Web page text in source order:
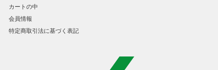
カートの中
会員情報
特定商取引法に基づく表記